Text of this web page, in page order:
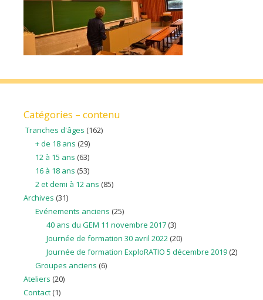
Catégories – contenu
Tranches d'âges (162)
+ de 18 ans (29)
12 à 15 ans (63)
16 à 18 ans (53)
2 et demi à 12 ans (85)
Archives (31)
Evénements anciens (25)
40 ans du GEM 11 novembre 2017 (3)
Journée de formation 30 avril 2022 (20)
Journée de formation ExploRATIO 5 décembre 2019 (2)
Groupes anciens (6)
Ateliers (20)
Contact (1)